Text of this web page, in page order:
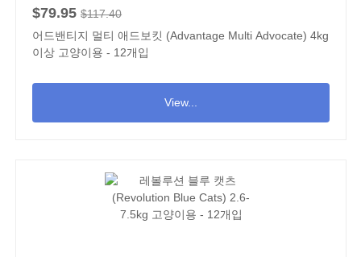
$79.95 $117.40
어드밴티지 멀티 애드보킷 (Advantage Multi Advocate) 4kg
이상 고양이용 - 12개입
View...